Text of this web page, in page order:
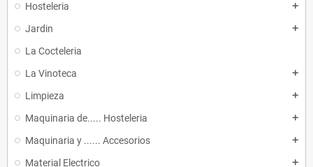
Hosteleria add
Jardin add
La Cocteleria
La Vinoteca
add
Limpieza add
Maquinaria de..... Hosteleria add
Maquinaria y ...... Accesorios add
Material Electrico add